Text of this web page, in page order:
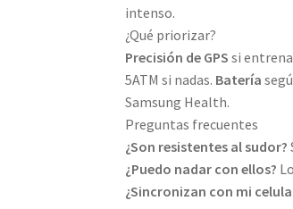
intenso.
¿Qué priorizar?
Precisión de GPS si
5ATM si nadas. Batería
Samsung Health.
Preguntas frecuentes
¿Son resistentes al sudor?
¿Puedo nadar con ellos?
¿Sincronizan con mi